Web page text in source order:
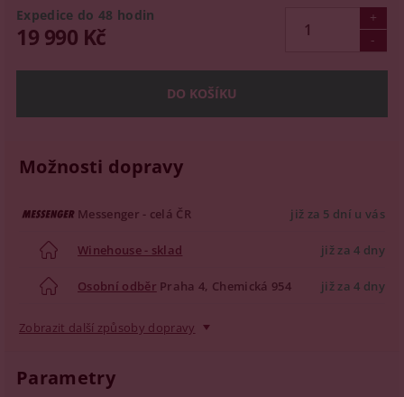
Expedice do 48 hodin
19 990 Kč
Možnosti dopravy
Messenger - celá ČR již za 5 dní u vás
Winehouse - sklad již za 4 dny
Osobní odběr Praha 4, Chemická 954 již za 4 dny
Zobrazit další způsoby dopravy
Parametry